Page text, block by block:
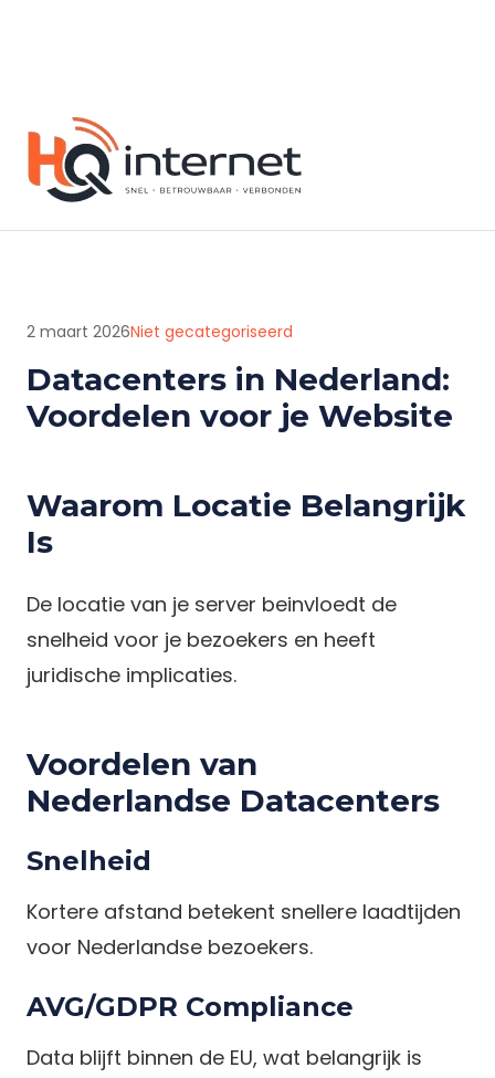
2 maart 2026Niet gecategoriseerd
Datacenters in Nederland:
Voordelen voor je Website
Waarom Locatie Belangrijk
Is
De locatie van je server beinvloedt de
snelheid voor je bezoekers en heeft
juridische implicaties.
Voordelen van
Nederlandse Datacenters
Snelheid
Kortere afstand betekent snellere laadtijden
voor Nederlandse bezoekers.
AVG/GDPR Compliance
Data blijft binnen de EU, wat belangrijk is